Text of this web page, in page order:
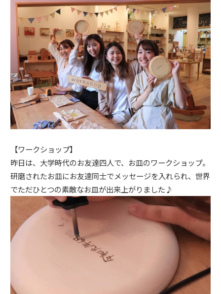
【ワークショップ】
昨日は、大学時代のお友達四人で、お皿のワークショップ。
研磨されたお皿にお友達同士でメッセージを入れられ、世界
でただひとつの素敵なお皿が出来上がりました♪